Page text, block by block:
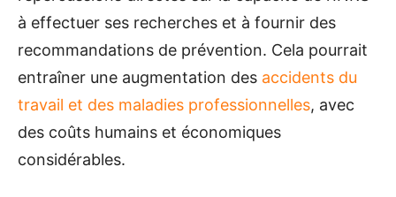
à effectuer ses recherches et à fournir des
recommandations de prévention. Cela pourrait
entraîner une augmentation des accidents du
travail et des maladies professionnelles, avec
des coûts humains et économiques
considérables.